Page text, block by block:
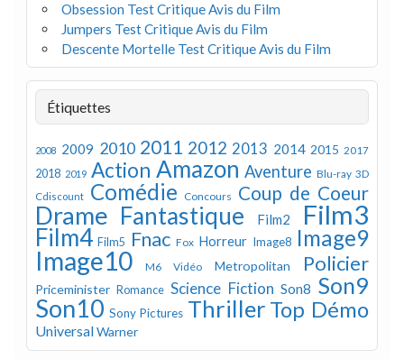
Obsession Test Critique Avis du Film
Jumpers Test Critique Avis du Film
Descente Mortelle Test Critique Avis du Film
Étiquettes
2008 2009 2010 2011 2012 2013 2014 2015 2017
2018 2019 Action Amazon Aventure Blu-ray 3D
Cdiscount Comédie Concours Coup de Coeur
Drame Fantastique Film2 Film3
Film4 Film5 Fnac Fox Horreur Image8 Image9
Image10 M6 Vidéo Metropolitan Policier
Priceminister Romance Science Fiction Son8 Son9
Son10 Sony Pictures Thriller Top Démo
UniversalWarner